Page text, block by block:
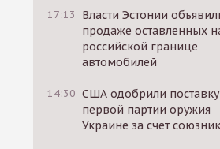
17:13
Власти Эстонии
продаже оставленных
российской границе
автомобилей
14:30 США одобрили поставку
первой партии оружия
Украине за счет